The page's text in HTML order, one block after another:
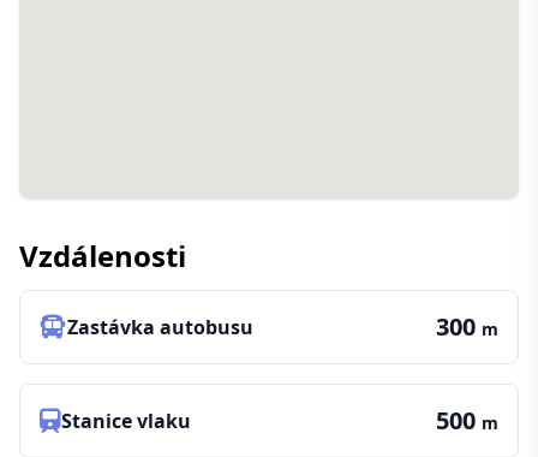
Vzdálenosti
Zastávka autobusu 300 m
Stanice vlaku 500 m